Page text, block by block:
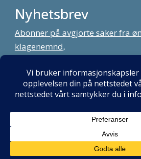
Nyhetsbrev
Abonner på avgjorte saker fra
klagenemnd,